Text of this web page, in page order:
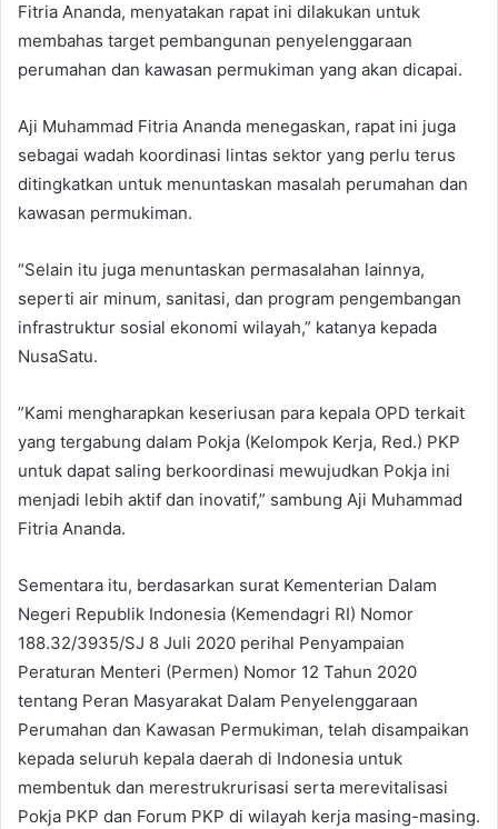
Fitria Ananda, menyatakan rapat ini dilakukan untuk
membahas target pembangunan penyelenggaraan
perumahan dan kawasan permukiman yang akan dicapai.
Aji Muhammad Fitria Ananda menegaskan, rapat ini juga
sebagai wadah koordinasi lintas sektor yang perlu terus
ditingkatkan untuk menuntaskan masalah perumahan dan
kawasan permukiman.
“Selain itu juga menuntaskan permasalahan lainnya,
seperti air minum, sanitasi, dan program pengembangan
infrastruktur sosial ekonomi wilayah,” katanya kepada
NusaSatu.
”Kami mengharapkan keseriusan para kepala OPD terkait
yang tergabung dalam Pokja (Kelompok Kerja, Red.) PKP
untuk dapat saling berkoordinasi mewujudkan Pokja ini
menjadi lebih aktif dan inovatif,” sambung Aji Muhammad
Fitria Ananda.
Sementara itu, berdasarkan surat Kementerian Dalam
Negeri Republik Indonesia (Kemendagri RI) Nomor
188.32/3935/SJ 8 Juli 2020 perihal Penyampaian
Peraturan Menteri (Permen) Nomor 12 Tahun 2020
tentang Peran Masyarakat Dalam Penyelenggaraan
Perumahan dan Kawasan Permukiman, telah disampaikan
kepada seluruh kepala daerah di Indonesia untuk
membentuk dan merestrukrurisasi serta merevitalisasi
Pokja PKP dan Forum PKP di wilayah kerja masing-masing.